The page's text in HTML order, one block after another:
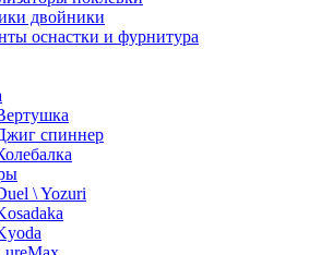
двойники
оснастки и фурнитура
спиннер
\ Yozuri